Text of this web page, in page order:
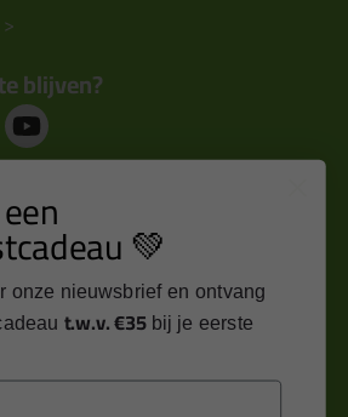
blijven?
deals rechtstreeks in je
💚
onze nieuwsbrief en ontvang
t.w.v. €35 bij je eerste